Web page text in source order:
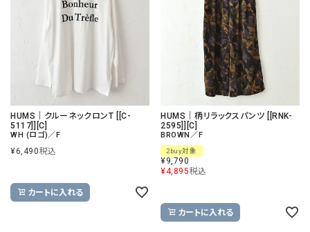
HUMS｜クルーネックロンT [[C-
5117]][C]
WH (ロゴ)／F
¥6,490税込
カートに入れる
HUMS｜柄リラックスパンツ [[RNK-
2595]][C]
BROWN／F
2buy対象
¥9,790
¥4,895税込
カートに入れる